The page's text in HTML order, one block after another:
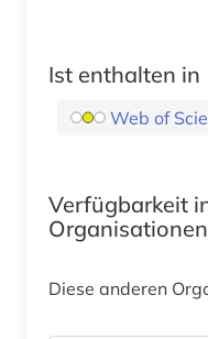
Ist enthalten in
Web of
Verfügbarkeit
Organisationen
Diese anderen